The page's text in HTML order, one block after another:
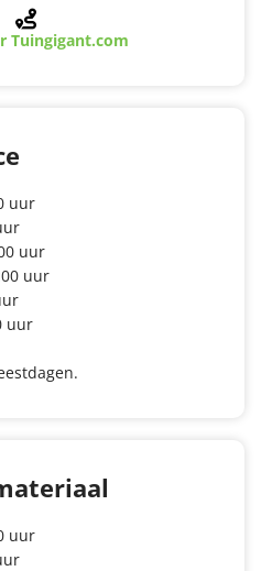
Tuingigant.com
uur
uur
uur
uur
uur